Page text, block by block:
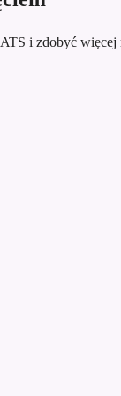
i zdobyć więcej